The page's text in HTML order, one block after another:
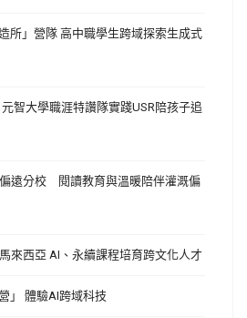
所」營隊 高中職學生跨域探索生成式
智大學職涯特讚隊實踐USR陪孩子追
遠分校 閱讀教育與溫暖陪伴灌溉偏
來西亞 AI、永續課程培育跨文化人才
」 體驗AI跨域科技